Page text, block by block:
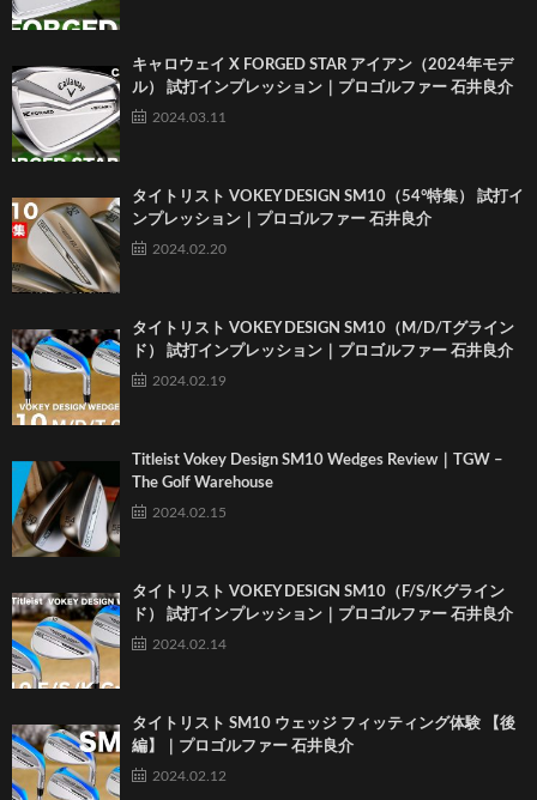
キャロウェイ X FORGED STAR アイアン（2024年モデ
ル） 試打インプレッション｜プロゴルファー 石井良介
2024.03.11
タイトリスト VOKEY DESIGN SM10（54°特集） 試打イ
ンプレッション｜プロゴルファー 石井良介
2024.02.20
タイトリスト VOKEY DESIGN SM10（M/D/Tグライン
ド） 試打インプレッション｜プロゴルファー 石井良介
2024.02.19
Titleist Vokey Design SM10 Wedges Review｜TGW –
The Golf Warehouse
2024.02.15
タイトリスト VOKEY DESIGN SM10（F/S/Kグライン
ド） 試打インプレッション｜プロゴルファー 石井良介
2024.02.14
タイトリスト SM10 ウェッジ フィッティング体験 【後
編】｜プロゴルファー 石井良介
2024.02.12